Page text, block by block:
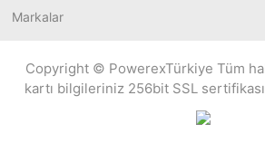
Markalar
Copyright © PowerexTürkiye Tüm
kartı bilgileriniz 256bit SSL